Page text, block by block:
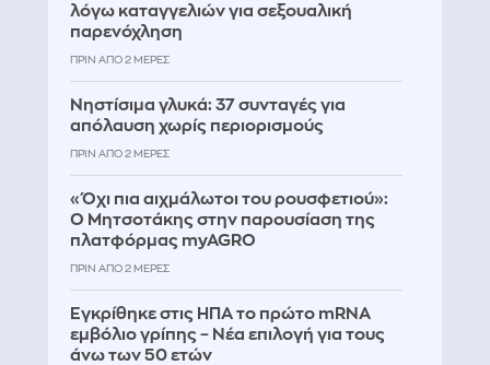
λόγω καταγγελιών για σεξουαλική
παρενόχληση
ΠΡΙΝ ΑΠΌ 2 ΜΈΡΕΣ
Νηστίσιμα γλυκά: 37 συνταγές για
απόλαυση χωρίς περιορισμούς
ΠΡΙΝ ΑΠΌ 2 ΜΈΡΕΣ
«Όχι πια αιχμάλωτοι του ρουσφετιού»:
Ο Μητσοτάκης στην παρουσίαση της
πλατφόρμας myAGRO
ΠΡΙΝ ΑΠΌ 2 ΜΈΡΕΣ
Εγκρίθηκε στις ΗΠΑ το πρώτο mRNA
εμβόλιο γρίπης – Νέα επιλογή για τους
άνω των 50 ετών